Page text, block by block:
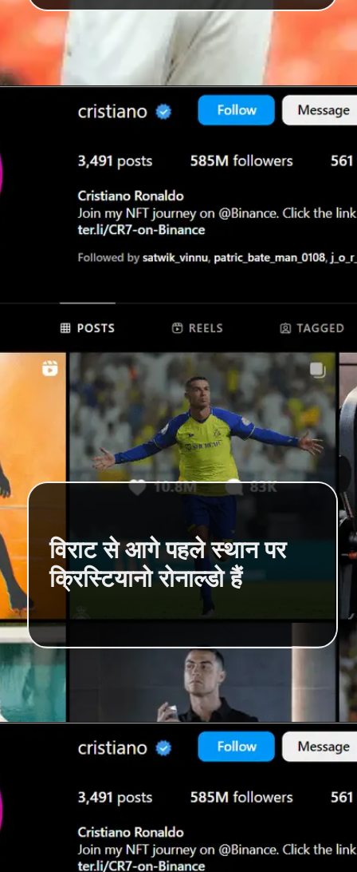
विराट से आगे पहले स्थान पर
क्रिस्टियानो रोनाल्डो हैं
Opening https://hindimeinjaankari.com/web-stories-in-hindi/